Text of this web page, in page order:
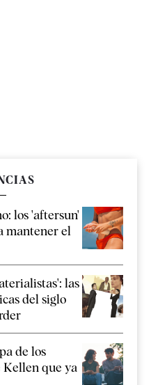
los 'aftersun'
mantener el
las
del siglo
de los
Kellen que ya